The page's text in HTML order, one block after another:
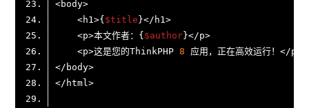
<body>
    <h1>{
$title
}</h1>
    <p>本文作者：{
$author
}</p>
    <p>这是您的ThinkPHP
8
</body>
</html>